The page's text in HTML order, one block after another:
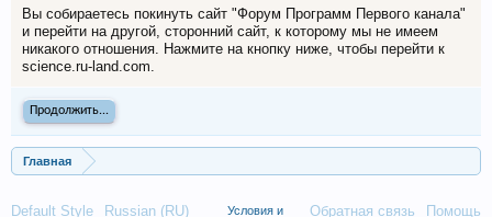
Вы собираетесь покинуть сайт "Форум Программ Первого канала"
и перейти на другой, сторонний сайт, к которому мы не имеем
никакого отношения. Нажмите на кнопку ниже, чтобы перейти к
science.ru-land.com.
Продолжить...
Главная
Default Style Russian (RU) Обратная связь Помощь
Условия и